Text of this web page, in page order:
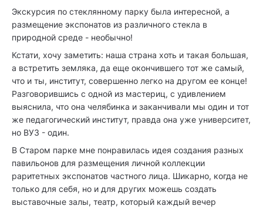
Экскурсия по стеклянному парку была интересной, а
размещение экспонатов из различного стекла в
природной среде - необычно!
Кстати, хочу заметить: наша страна хоть и такая большая,
а встретить земляка, да еще окончившего тот же самый,
что и ты, институт, совершенно легко на другом ее конце!
Разговорившись с одной из мастериц, с удивлением
выяснила, что она челябинка и заканчивали мы один и тот
же педагогический институт, правда она уже университет,
но ВУЗ - один.
В Старом парке мне понравилась идея создания разных
павильонов для размещения личной коллекции
раритетных экспонатов частного лица. Шикарно, когда не
только для себя, но и для других можешь создать
выставочные залы, театр, который каждый вечер